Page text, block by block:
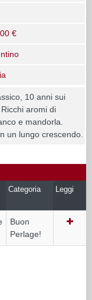
€
10 anni sui
aromi di
e mandorla.
un lungo crescendo.
Categoria Leggi
Buon
Perlage!